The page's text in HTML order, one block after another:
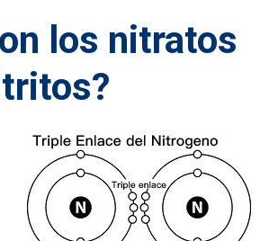
los nitratos